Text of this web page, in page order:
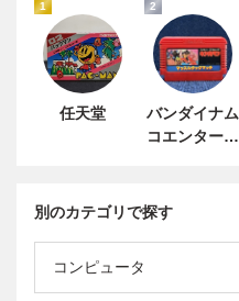
1
任天堂
2
バンダイナム
コエンターテ
別のカテゴリで探す
コンピュータ